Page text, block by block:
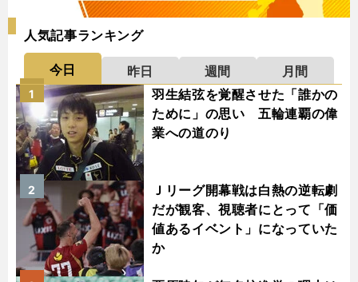
人気記事ランキング
今日 昨日 週間
月間
羽生結弦を覚醒させた「誰かの
ために」の思い 五輪連覇の偉
業への道のり
1
Ｊリーグ開幕戦は白熱の逆転劇
だが観客、視聴者にとって「価
値あるイベント」になっていた
か
2